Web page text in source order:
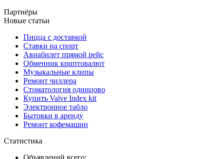
Партнёры
Новые статьи
Пицца с доставкой
Ставки на спорт
Авиабилет прямой рейс
Обменник криптовалют
Музыкальные клипы
Ремонт чиллера
Стоматология одинцово
Купить Valve Index kit
Электронное табло
Бытовки в аренду
Ремонт кофемашин
Статистика
Объявлений всего: